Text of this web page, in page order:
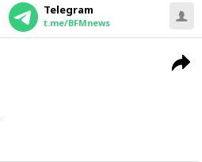
Telegram
t.me/BFMnews